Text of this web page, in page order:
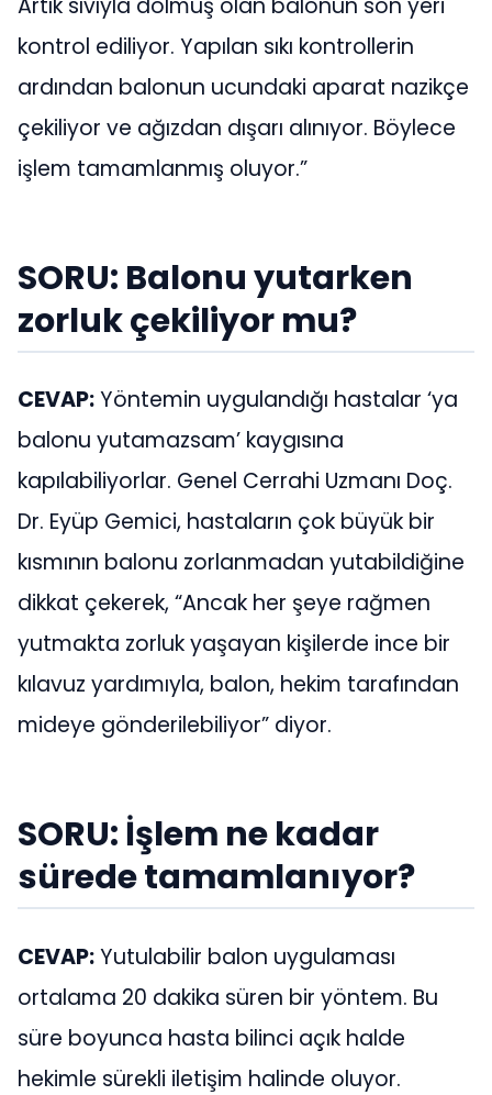
Artık sıvıyla dolmuş olan balonun son yeri
kontrol ediliyor. Yapılan sıkı kontrollerin
ardından balonun ucundaki aparat nazikçe
çekiliyor ve ağızdan dışarı alınıyor. Böylece
işlem tamamlanmış oluyor.”
SORU: Balonu yutarken
zorluk çekiliyor mu?
CEVAP:Yöntemin uygulandığı hastalar ‘ya
balonu yutamazsam’ kaygısına
kapılabiliyorlar. Genel Cerrahi Uzmanı Doç.
Dr. Eyüp Gemici, hastaların çok büyük bir
kısmının balonu zorlanmadan yutabildiğine
dikkat çekerek, “Ancak her şeye rağmen
yutmakta zorluk yaşayan kişilerde ince bir
kılavuz yardımıyla, balon, hekim tarafından
mideye gönderilebiliyor” diyor.
SORU: İşlem ne kadar
sürede tamamlanıyor?
CEVAP:Yutulabilir balon uygulaması
ortalama 20 dakika süren bir yöntem. Bu
süre boyunca hasta bilinci açık halde
hekimle sürekli iletişim halinde oluyor.